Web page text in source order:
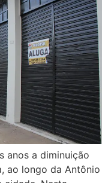
anos a diminuição
ao longo da Antônio